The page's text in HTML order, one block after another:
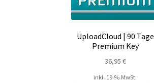
UploadCloud | 90 Tage
Premium Key
36,95 €
inkl. 19 % MwSt.